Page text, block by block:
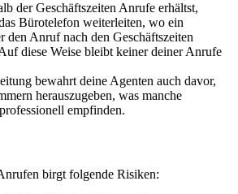
der Geschäftszeiten Anrufe erhältst,
Bürotelefon weiterleiten, wo ein
den Anruf nach den Geschäftszeiten
diese Weise bleibt keiner deiner Anrufe
bewahrt deine Agenten auch davor,
herauszugeben, was manche
empfinden.
birgt folgende Risiken: